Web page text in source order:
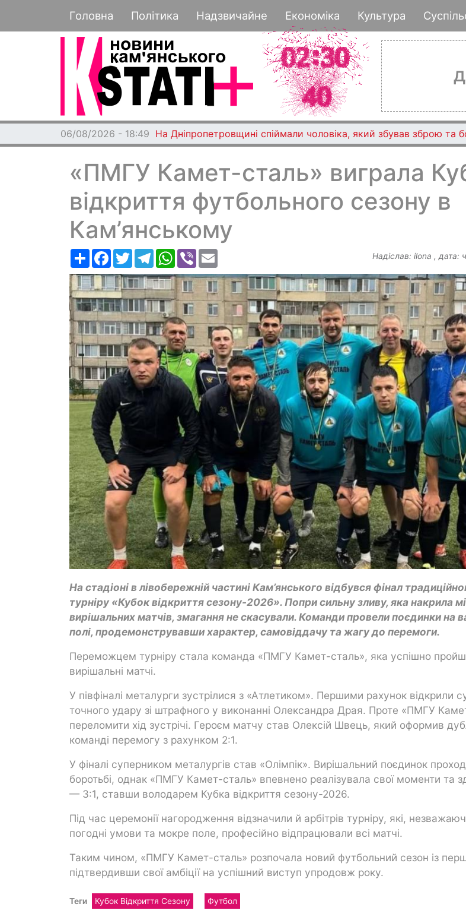
до
основного
Основная навигация
Головна Політика Надзвичайне Економіка Культура
06/08/2026 - 18:49 На Дніпропетровщині спіймали чоловіка, який збував зброю та
«ПМГУ Камет-сталь» виграла
відкриття футбольного сезону в
Кам’янському
РесурсFacebook
TwitterTelegramWhatsApp
Viber Надіслав: ilona , дата:
На стадіоні в лівобережній частині Кам’янського відбувся фінал
турніру «Кубок відкриття сезону-2026». Попри сильну зливу, яка накрила
вирішальних матчів, змагання не скасували. Команди провели поєдинки на
полі, продемонструвавши характер, самовіддачу та жагу до перемоги.
Переможцем турніру стала команда «ПМГУ Камет-сталь», яка успішно
вирішальні матчі.
У півфіналі металурги зустрілися з «Атлетиком». Першими рахунок відкрили
точного удару зі штрафного у виконанні Олександра Драя. Проте «ПМГУ
переломити хід зустрічі. Героєм матчу став Олексій Швець, який оформив
команді перемогу з рахунком 2:1.
У фіналі суперником металургів став «Олімпік». Вирішальний поєдинок
боротьбі, однак «ПМГУ Камет-сталь» впевнено реалізувала свої моменти та
— 3:1, ставши володарем Кубка відкриття сезону-2026.
Під час церемонії нагородження відзначили й арбітрів турніру, які,
погодні умови та мокре поле, професійно відпрацювали всі матчі.
Таким чином, «ПМГУ Камет-сталь» розпочала новий футбольний сезон із
підтвердивши свої амбіції на успішний виступ упродовж року.
Теги Кубок Відкриття Сезону Футбол